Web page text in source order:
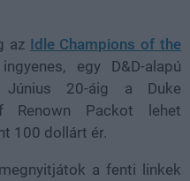
az Idle Champions of the
egy D&D-alapú
Június 20-áig a Duke
Renown Packot lehet
100 dollárt ér.
a fenti linkek